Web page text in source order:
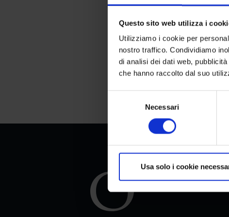
Questo sito web utilizza i
Utilizziamo i cookie per
nostro traffico. Condividiamo
di analisi dei dati web,
che hanno raccolto dal suo
Necessari
Usa solo i cookie